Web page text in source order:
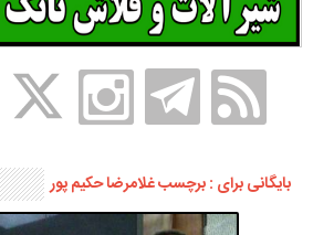
بایگانی برای : برچسب غلامرضا حکیم پور